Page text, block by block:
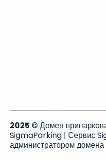
2025 © Домен
SigmaParking | Сервис
администратором